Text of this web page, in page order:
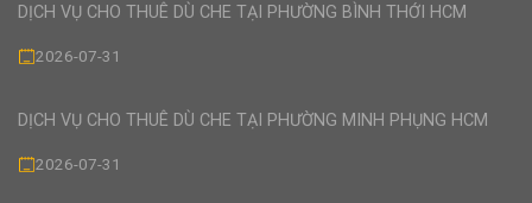
DỊCH VỤ CHO THUÊ DÙ CHE TẠI PHƯỜNG BÌNH THỚI HCM
2026-07-31
DỊCH VỤ CHO THUÊ DÙ CHE TẠI PHƯỜNG MINH PHỤNG HCM
2026-07-31